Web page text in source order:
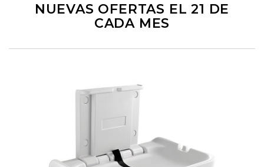
NUEVAS OFERTAS EL 21 DE
CADA MES